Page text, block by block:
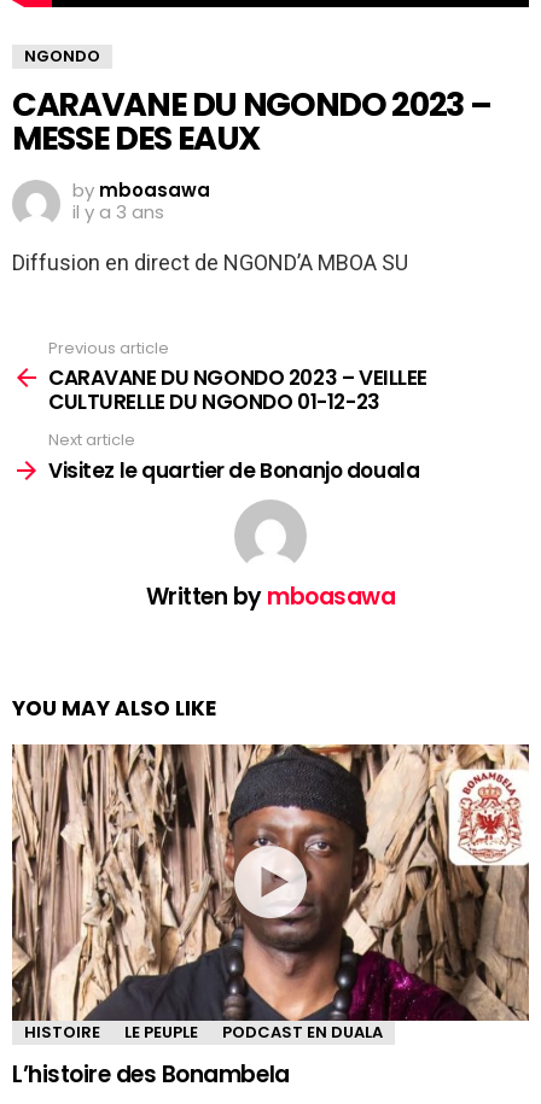
NGONDO
CARAVANE DU NGONDO 2023 –
MESSE DES EAUX
by mboasawa
il y a 3 ans
Diffusion en direct de NGOND’A MBOA SU
more
Previous article
CARAVANE DU NGONDO 2023 – VEILLEE
CULTURELLE DU NGONDO 01-12-23
Next article
Visitez le quartier de Bonanjo douala
Written bymboasawa
YOU MAY ALSO LIKE
HISTOIRE LE PEUPLE PODCAST EN DUALA
L’histoire des Bonambela